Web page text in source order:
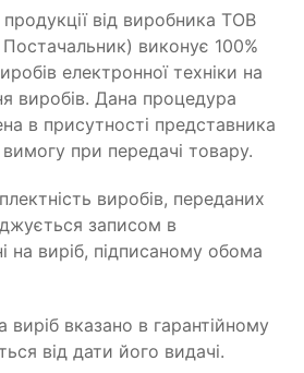
від виробника ТОВ
виконує 100%
електронної техніки на
виробів. Дана процедура
в присутності представника
при передачі товару.
виробів, переданих
записом в
на виріб, підписаному обома
виріб вказано в гарантійному
від дати його видачі.